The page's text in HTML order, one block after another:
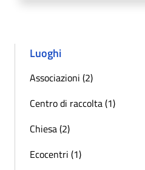
Luoghi
Associazioni (2)
Centro di raccolta (1)
Chiesa (2)
Ecocentri (1)